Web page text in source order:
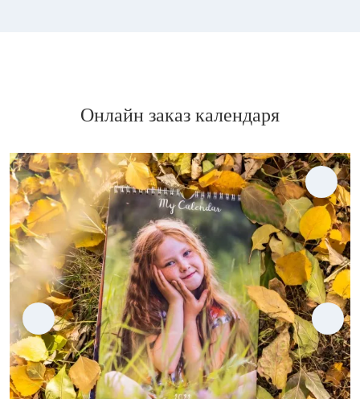
Онлайн заказ календаря